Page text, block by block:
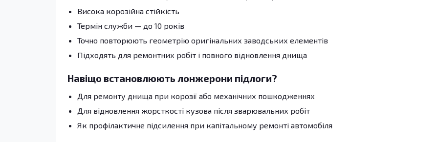
Висока корозійна стійкість
Термін служби — до 10 років
Точно повторюють геометрію оригінальних заводських елементів
Підходять для ремонтних робіт і повного відновлення днища
Навіщо встановлюють лонжерони підлоги?
Для ремонту днища при корозії або механічних пошкодженнях
Для відновлення жорсткості кузова після зварювальних робіт
Як профілактичне підсилення при капітальному ремонті автомобіля